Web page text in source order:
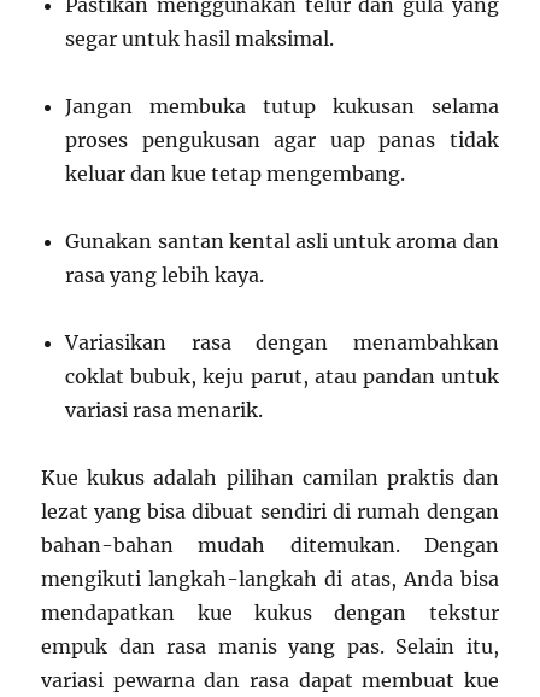
segar untuk hasil maksimal.
Jangan membuka tutup kukusan selama
proses pengukusan agar uap panas tidak
keluar dan kue tetap mengembang.
Gunakan santan kental asli untuk aroma dan
rasa yang lebih kaya.
Variasikan rasa dengan menambahkan
coklat bubuk, keju parut, atau pandan untuk
variasi rasa menarik.
Kue kukus adalah pilihan camilan praktis dan
lezat yang bisa dibuat sendiri di rumah dengan
bahan-bahan mudah ditemukan. Dengan
mengikuti langkah-langkah di atas, Anda bisa
mendapatkan kue kukus dengan tekstur
empuk dan rasa manis yang pas. Selain itu,
variasi pewarna dan rasa dapat membuat kue